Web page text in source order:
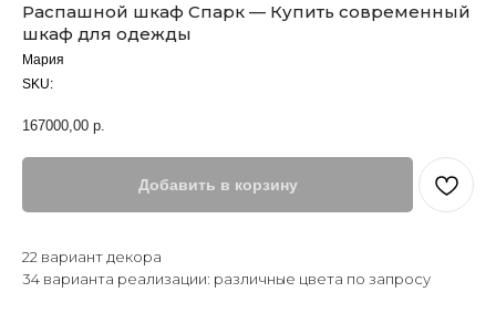
Распашной шкаф Спарк — Купить современный
шкаф для одежды
Мария
SKU:
167000,00 р.
Добавить в корзину
22 вариант декора
34 варианта реализации: различные цвета по запросу